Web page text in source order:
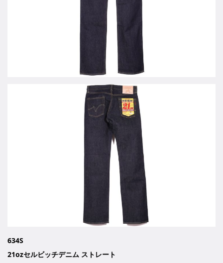
634S
21ozセルビッチデニム ストレート